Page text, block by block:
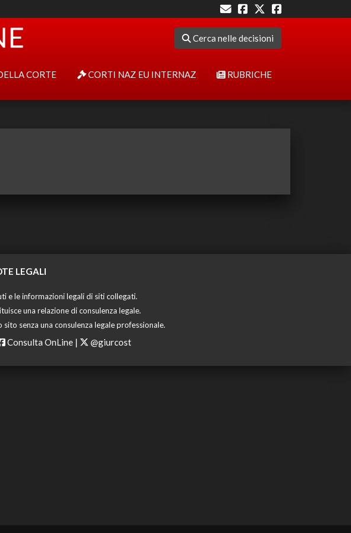
Cerca nelle decisioni
CORTE CORTI NAZ EU INTERNAZ RUBRICHE
LEGALI
e le informazioni legali di siti collegati.
una relazione di consulenza legale.
senza una consulenza legale professionale.
Consulta OnLine | @giurcost